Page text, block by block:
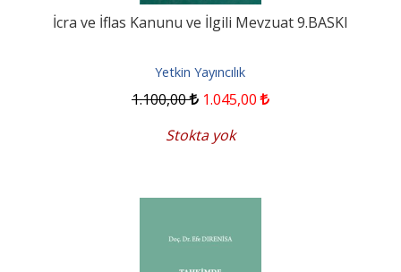
İcra ve İflas Kanunu ve İlgili Mevzuat 9.BASKI
Yetkin Yayıncılık
1.100,00 1.045,00
Stokta yok